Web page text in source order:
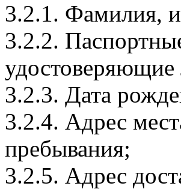
3.2.1. Фамилия,
3.2.2.
удостоверяющие
3.2.3. Дата
3.2.4. Адрес
пребывания;
3.2.5. Адрес